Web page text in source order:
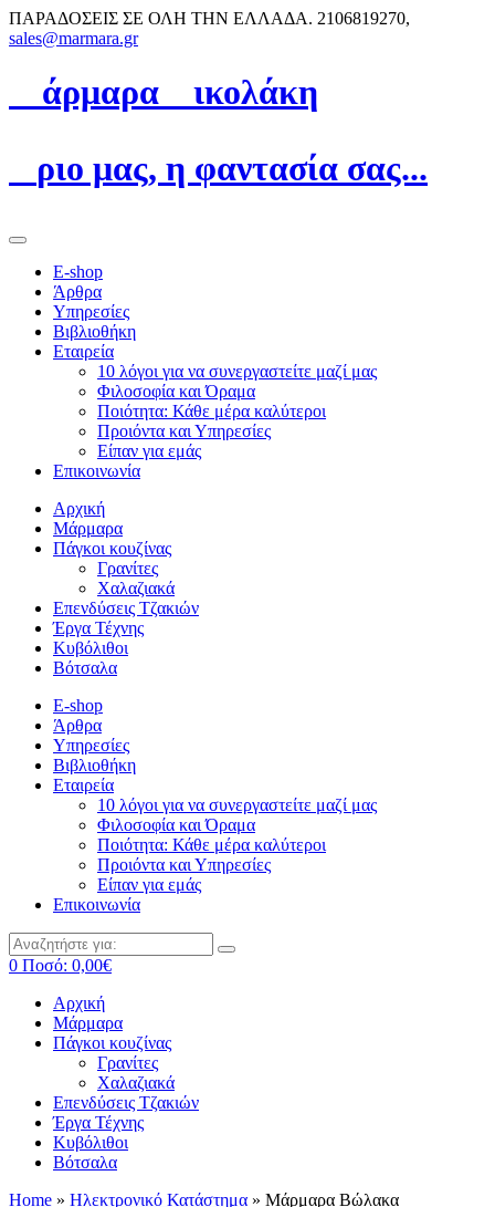
ΠΑΡΑΔΟΣΕΙΣ ΣΕ ΟΛΗ ΤΗΝ ΕΛΛΑΔΑ. 2106819270,
sales@marmara.gr
άρμαρα
ικολάκη
ριο μας, η φαντασία σας...
E-shop
Άρθρα
Υπηρεσίες
Βιβλιοθήκη
Εταιρεία
10 λόγοι για να συνεργαστείτε μαζί μας
Φιλοσοφία και Όραμα
Ποιότητα: Κάθε μέρα καλύτεροι
Προιόντα και Υπηρεσίες
Είπαν για εμάς
Επικοινωνία
Αρχική
Μάρμαρα
Πάγκοι κουζίνας
Γρανίτες
Χαλαζιακά
Επενδύσεις Τζακιών
Έργα Τέχνης
Κυβόλιθοι
Βότσαλα
E-shop
Άρθρα
Υπηρεσίες
Βιβλιοθήκη
Εταιρεία
10 λόγοι για να συνεργαστείτε μαζί μας
Φιλοσοφία και Όραμα
Ποιότητα: Κάθε μέρα καλύτεροι
Προιόντα και Υπηρεσίες
Είπαν για εμάς
Επικοινωνία
0 Ποσό: 0,00€
Αρχική
Μάρμαρα
Πάγκοι κουζίνας
Γρανίτες
Χαλαζιακά
Επενδύσεις Τζακιών
Έργα Τέχνης
Κυβόλιθοι
Βότσαλα
Home » Ηλεκτρονικό Κατάστημα » Μάρμαρα Βώλακα